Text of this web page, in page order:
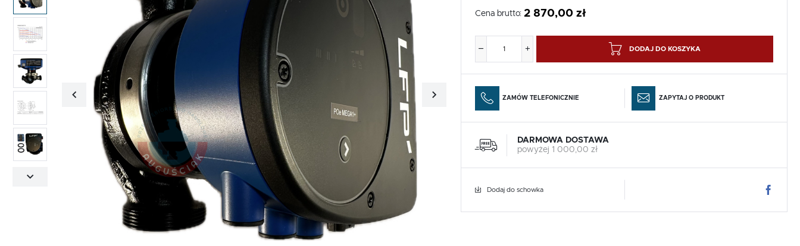
Cena brutto: 2 870,00 zł
DODAJ DO KOSZYKA
ZAMÓW TELEFONICZNIE ZAPYTAJ O PRODUKT
DARMOWA DOSTAWA
powyżej 1 000,00 zł
Dodaj do schowka